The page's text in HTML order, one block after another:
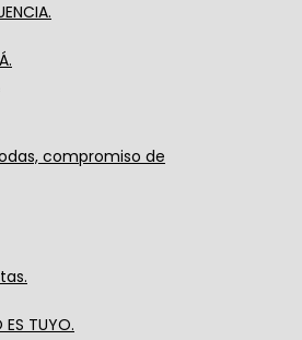
compromiso de
ES TUYO.